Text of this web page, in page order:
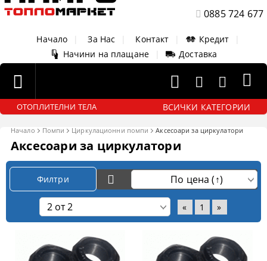
0885 724 677
Начало За Нас Контакт Кредит
Начини на плащане
Доставка
ОТОПЛИТЕЛНИ ТЕЛА ВСИЧКИ КАТЕГОРИИ
Начало Помпи Циркулационни помпи Аксесоари за циркулатори
Аксесоари за циркулатори
Филтри
« 1 »